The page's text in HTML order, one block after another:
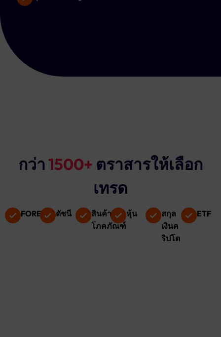
กว่า 1500+ ตราสารให้เลือก
เทรด
FOREX ดัชนี
สินค้า
โภคภัณฑ์
หุ้น
สกุล
เงินค
ริปโต
ETF